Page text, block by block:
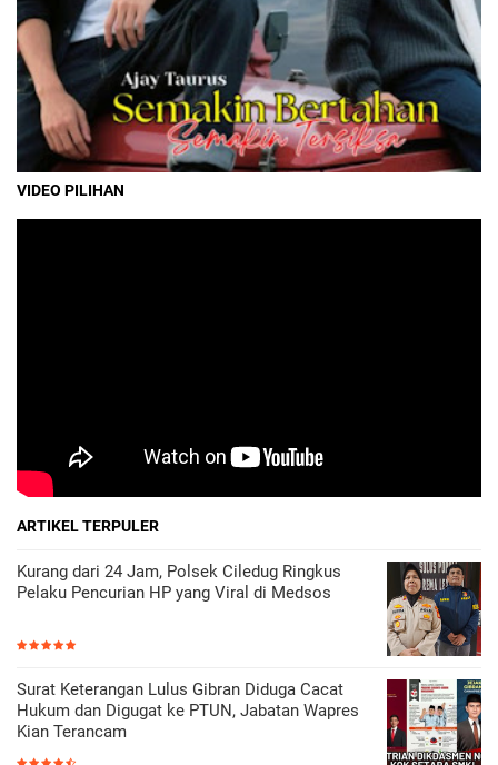
VIDEO PILIHAN
ARTIKEL TERPULER
Kurang dari 24 Jam, Polsek Ciledug Ringkus
Pelaku Pencurian HP yang Viral di Medsos
Surat Keterangan Lulus Gibran Diduga Cacat
Hukum dan Digugat ke PTUN, Jabatan Wapres
Kian Terancam